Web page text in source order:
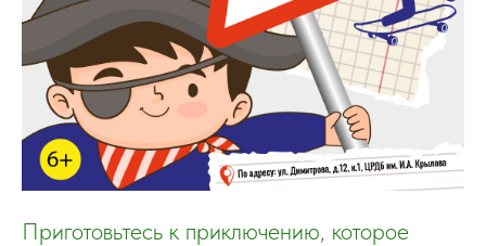
Приготовьтесь к приключению, которое